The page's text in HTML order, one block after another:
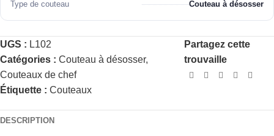
Type de couteau Couteau à désosser
UGS : L102
Catégories : Couteau à désosser,
Couteaux de chef
Étiquette : Couteaux
Partagez cette
trouvaille
DESCRIPTION